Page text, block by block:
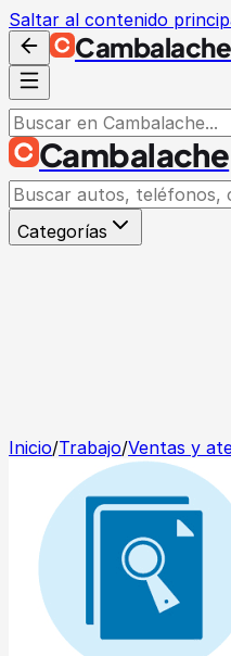
Saltar al contenido
Cambalache
Cambalache
Categorías
Inicio/Trabajo/Ventas y